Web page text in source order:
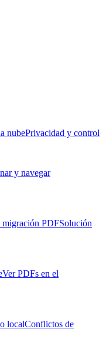
nubePrivacidad y control
y navegar
migración PDFSolución
Ver PDFs en el
localConflictos de